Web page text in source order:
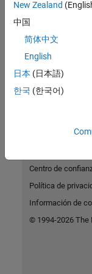
Heat Sink
Use the PS State-
sink represents
Heat conducts
rod is also
New Zealand
中国
简体中文
English
日本 (日本語)
한국 (한국어)
Centro de
Política de
Información de
© 1994-2026 The